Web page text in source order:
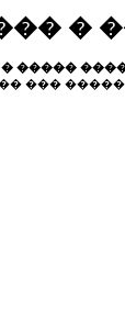
�
�����
���